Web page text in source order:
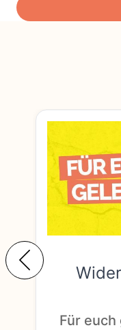
Für euch